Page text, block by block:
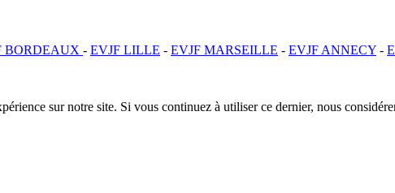
BORDEAUX - EVJF LILLE - EVJF MARSEILLE - EVJF ANNECY -
sur notre site. Si vous continuez à utiliser ce dernier, nous